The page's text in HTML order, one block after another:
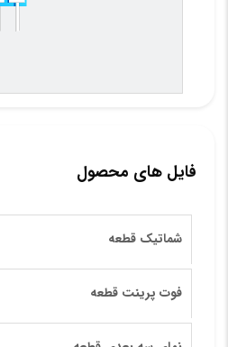
فایل های محصول
شماتیک قطعه
فوت پرینت قطعه